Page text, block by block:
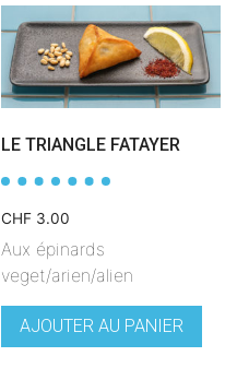
LE TRIANGLE FATAYER
CHF 3.00
Aux épinards
veget/arien/alien
AJOUTER AU PANIER